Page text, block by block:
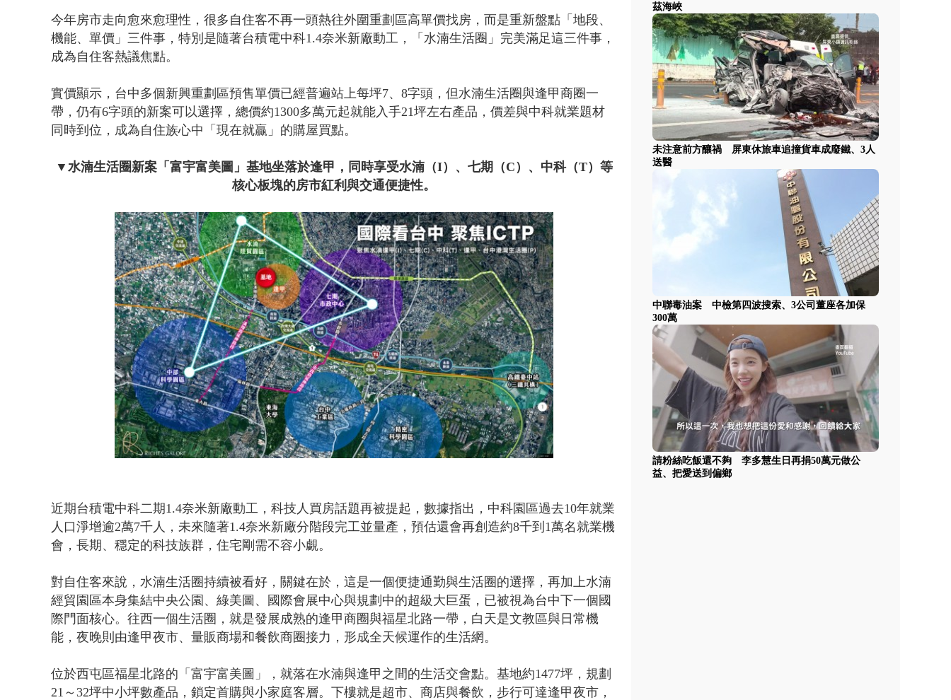
今年房市走向愈來愈理性，很多自住客不再一頭熱往外圍重劃區高單價找房，而是重新盤點「地段、
機能、單價」三件事，特別是隨著台積電中科1.4奈米新廠動工，「水湳生活圈」完美滿足這三件事，
成為自住客熱議焦點。
實價顯示，台中多個新興重劃區預售單價已經普遍站上每坪7、8字頭，但水湳生活圈與逢甲商圈一
帶，仍有6字頭的新案可以選擇，總價約1300多萬元起就能入手21坪左右產品，價差與中科就業題材
同時到位，成為自住族心中「現在就贏」的購屋買點。
▼水湳生活圈新案「富宇富美圖」基地坐落於逢甲，同時享受水湳（I）、七期（C）、中科（T）等
核心板塊的房市紅利與交通便捷性。
近期台積電中科二期1.4奈米新廠動工，科技人買房話題再被提起，數據指出，中科園區過去10年就業
人口淨增逾2萬7千人，未來隨著1.4奈米新廠分階段完工並量產，預估還會再創造約8千到1萬名就業機
會，長期、穩定的科技族群，住宅剛需不容小覷。
對自住客來說，水湳生活圈持續被看好，關鍵在於，這是一個便捷通勤與生活圈的選擇，再加上水湳
經貿園區本身集結中央公園、綠美圖、國際會展中心與規劃中的超級大巨蛋，已被視為台中下一個國
際門面核心。往西一個生活圈，就是發展成熟的逢甲商圈與福星北路一帶，白天是文教區與日常機
能，夜晚則由逢甲夜市、量販商場和餐飲商圈接力，形成全天候運作的生活網。
位於西屯區福星北路的「富宇富美圖」，就落在水湳與逢甲之間的生活交會點。基地約1477坪，規劃
21～32坪中小坪數產品，鎖定首購與小家庭客層。下樓就是超市、商店與餐飲，步行可達逢甲夜市，
茲海峽
未注意前方釀禍 屏東休旅車追撞貨車成廢鐵、3人
送醫
中聯毒油案 中檢第四波搜索、3公司董座各加保
300萬
請粉絲吃飯還不夠 李多慧生日再捐50萬元做公
益、把愛送到偏鄉